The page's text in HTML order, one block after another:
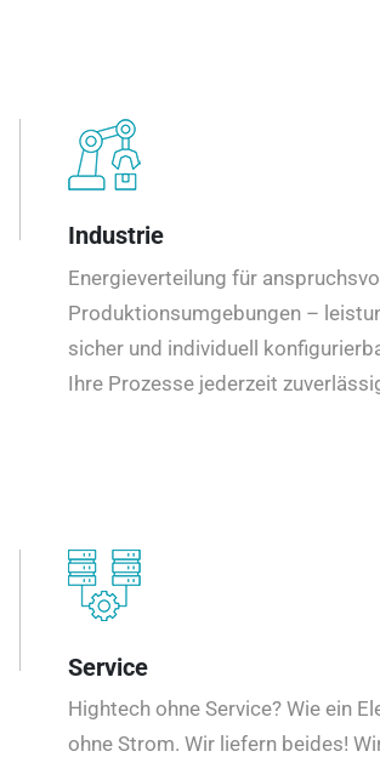
Industrie
Energieverteilung für
Produktionsumgebungen –
sicher und individuell
Ihre Prozesse jederzeit
Service
Hightech ohne Service? Wie ein
ohne Strom. Wir liefern beides!